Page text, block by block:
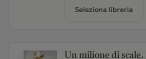
Seleziona libreria
Un milione di scale.